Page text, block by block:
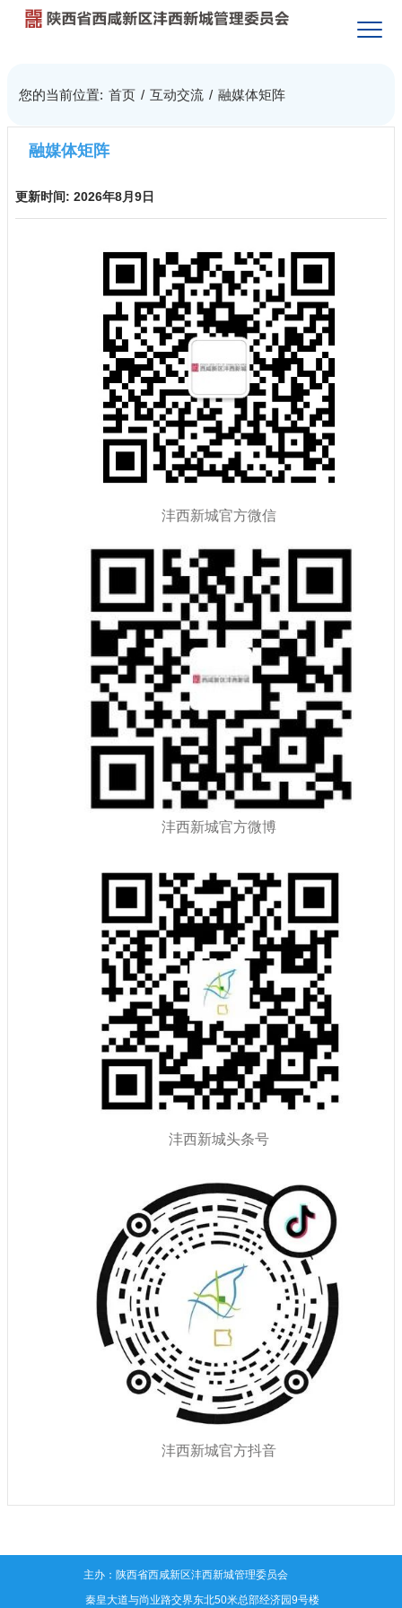
您的当前位置: 首页 / 互动交流 / 融媒体矩阵
融媒体矩阵
更新时间: 2026年8月9日
沣西新城官方微信
沣西新城官方微博
沣西新城头条号
沣西新城官方抖音
主办：陕西省西咸新区沣西新城管理委员会
地址：秦皇大道与尚业路交界东北50米总部经济园9号楼